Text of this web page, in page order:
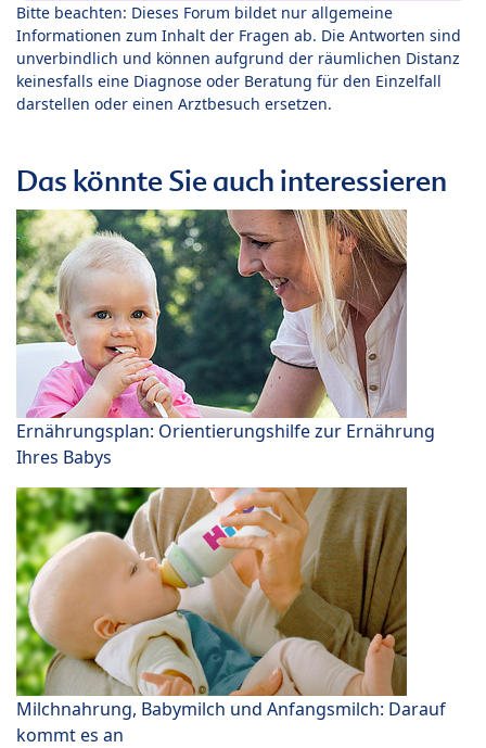
Bitte beachten: Dieses Forum bildet nur allgemeine
Informationen zum Inhalt der Fragen ab. Die Antworten sind
unverbindlich und können aufgrund der räumlichen Distanz
keinesfalls eine Diagnose oder Beratung für den Einzelfall
darstellen oder einen Arztbesuch ersetzen.
Das könnte Sie auch interessieren
Ernährungsplan: Orientierungshilfe zur Ernährung
Ihres Babys
Milchnahrung, Babymilch und Anfangsmilch: Darauf
kommt es an